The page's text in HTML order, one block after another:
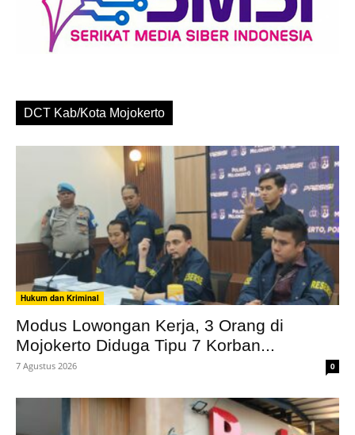
DCT Kab/Kota Mojokerto
Hukum dan Kriminal
Modus Lowongan Kerja, 3 Orang di
Mojokerto Diduga Tipu 7 Korban...
7 Agustus 2026 0